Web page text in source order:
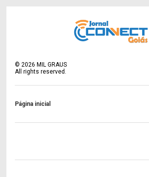
©2026 MIL GRAUS
All rights reserved.
Página inicial